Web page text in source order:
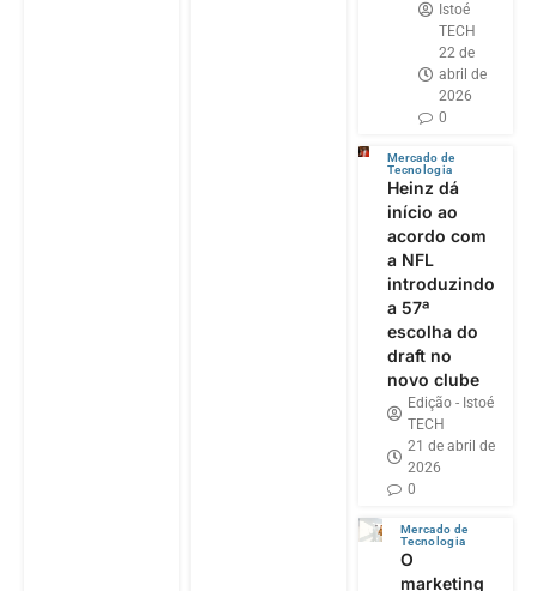
Istoé
TECH
22 de
abril de
2026
0
Mercado de
Tecnologia
Heinz dá
início ao
acordo com
a NFL
introduzindo
a 57ª
escolha do
draft no
novo clube
Edição - Istoé
TECH
21 de abril de
2026
0
Mercado de
Tecnologia
O
marketing